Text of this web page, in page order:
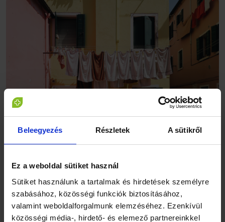
Beleegyezés Részletek A sütikről
Ez a weboldal sütiket használ
Sütiket használunk a tartalmak és hirdetések személyre
szabásához, közösségi funkciók biztosításához,
valamint weboldalforgalmunk elemzéséhez. Ezenkívül
közösségi média-, hirdető- és elemező partnereinkkel
Mosás „zöld módra”
A fentiekbõl látható, hogy mosószóda környezetbarát, mert
olyan körfolyamatban állítják elõ, amelynek nincs káros
mellékterméke. Túl nagy mennyiségben a talaj szikesedését